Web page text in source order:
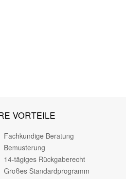
VORTEILE
Fachkundige Beratung
Bemusterung
14-tägiges Rückgaberecht
Großes Standardprogramm